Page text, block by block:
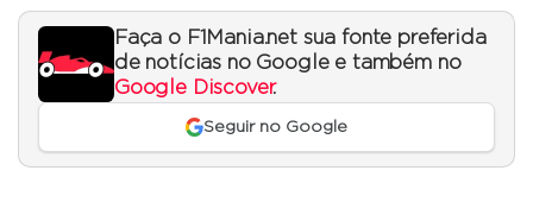
Faça o F1Mania.net sua fonte preferida
de notícias no Google e também no
Google Discover.
Seguir no Google